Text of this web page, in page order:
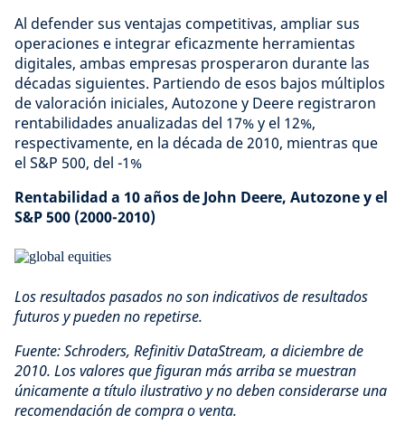
Al defender sus ventajas competitivas, ampliar sus
operaciones e integrar eficazmente herramientas
digitales, ambas empresas prosperaron durante las
décadas siguientes. Partiendo de esos bajos múltiplos
de valoración iniciales, Autozone y Deere registraron
rentabilidades anualizadas del 17% y el 12%,
respectivamente, en la década de 2010, mientras que
el S&P 500, del -1%
Rentabilidad a 10 años de John Deere, Autozone y el
S&P 500 (2000-2010)
Los resultados pasados no son indicativos de resultados
futuros y pueden no repetirse.
Fuente: Schroders, Refinitiv DataStream, a diciembre de
2010. Los valores que figuran más arriba se muestran
únicamente a título ilustrativo y no deben considerarse una
recomendación de compra o venta.